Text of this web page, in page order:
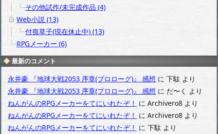
その他試作/未完成作品 (4)
Web小説 (13)
付喪草子(現在休止中) (13)
RPGメーカー (6)
最新のコメント
永井豪 『地球大戦2053 序章(プロローグ)』 感想 に下駄より
永井豪 『地球大戦2053 序章(プロローグ)』 感想にだ〜く より
ねんがんのRPGメーカーをてにいれたぞ！ に Archivero8 より
ねんがんのRPGメーカーをてにいれたぞ！ に Archivero8より
ねんがんのRPGメーカーをてにいれたぞ！に下駄より